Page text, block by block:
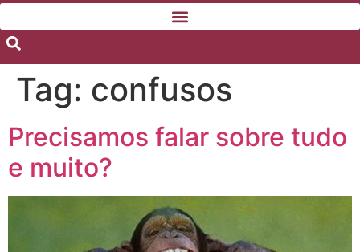
Tag: confusos
Precisamos falar sobre tudo
e muito?